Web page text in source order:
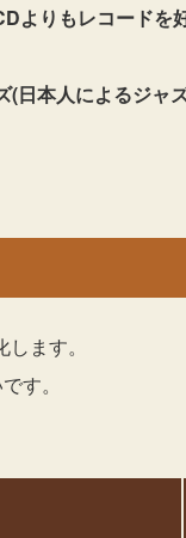
よりもレコードを
(日本人によるジャ
ます。
す。